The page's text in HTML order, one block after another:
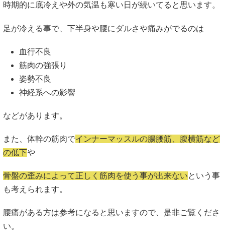
時期的に底冷えや外の気温も寒い日が続いてると思います。
足が冷える事で、下半身や腰にダルさや痛みがでるのは
血行不良
筋肉の強張り
姿勢不良
神経系への影響
などがあります。
また、体幹の筋肉でインナーマッスルの腸腰筋、腹横筋など
の低下や
骨盤の歪みによって正しく筋肉を使う事が出来ないという事
も考えられます。
腰痛がある方は参考になると思いますので、是非ご覧くださ
い。